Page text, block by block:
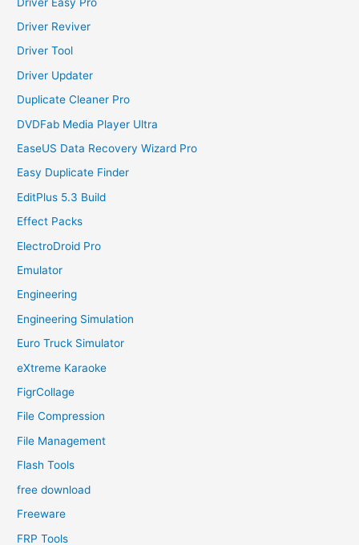
Driver Reviver
Driver Tool
Driver Updater
Duplicate Cleaner Pro
DVDFab Media Player Ultra
EaseUS Data Recovery Wizard Pro
Easy Duplicate Finder
EditPlus 5.3 Build
Effect Packs
ElectroDroid Pro
Emulator
Engineering
Engineering Simulation
Euro Truck Simulator
eXtreme Karaoke
FigrCollage
File Compression
File Management
Flash Tools
free download
Freeware
FRP Tools